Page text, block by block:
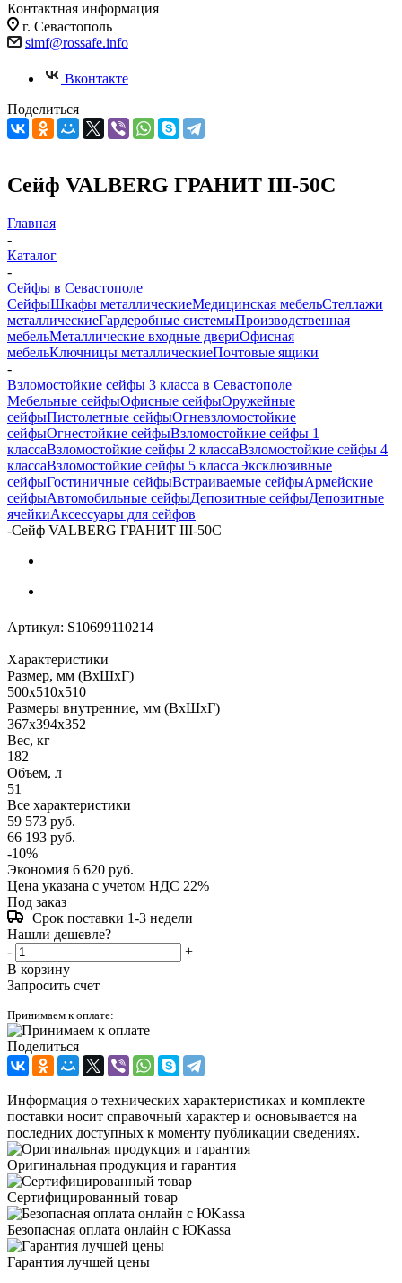
Контактная информация
г. Севастополь
simf@rossafe.info
Вконтакте
Поделиться
Сейф VALBERG ГРАНИТ III-50С
Главная
-
Каталог
-
Сейфы в Севастополе
СейфыШкафы металлическиеМедицинская мебельСтеллажи
металлическиеГардеробные системыПроизводственная
мебельМеталлические входные двериОфисная
мебельКлючницы металлическиеПочтовые ящики
-
Взломостойкие сейфы 3 класса в Севастополе
Мебельные сейфыОфисные сейфыОружейные
сейфыПистолетные сейфыОгневзломостойкие
сейфыОгнестойкие сейфыВзломостойкие сейфы 1
классаВзломостойкие сейфы 2 классаВзломостойкие сейфы 4
классаВзломостойкие сейфы 5 классаЭксклюзивные
сейфыГостиничные сейфыВстраиваемые сейфыАрмейские
сейфыАвтомобильные сейфыДепозитные сейфыДепозитные
ячейкиАксессуары для сейфов
-Сейф VALBERG ГРАНИТ III-50С
Артикул: S10699110214
Характеристики
Размер, мм (ВхШхГ)
500x510x510
Размеры внутренние, мм (ВхШхГ)
367х394х352
Вес, кг
182
Объем, л
51
Все характеристики
59 573 руб.
66 193 руб.
-10%
Экономия 6 620 руб.
Цена указана с учетом НДС 22%
Под заказ
Срок поставки 1-3 недели
Нашли дешевле?
-
+
В корзину
Запросить счет
Принимаем к оплате:
Поделиться
Информация о технических характеристиках и комплекте
поставки носит справочный характер и основывается на
последних доступных к моменту публикации сведениях.
Оригинальная продукция и гарантия
Сертифицированный товар
Безопасная оплата онлайн с ЮKassa
Гарантия лучшей цены